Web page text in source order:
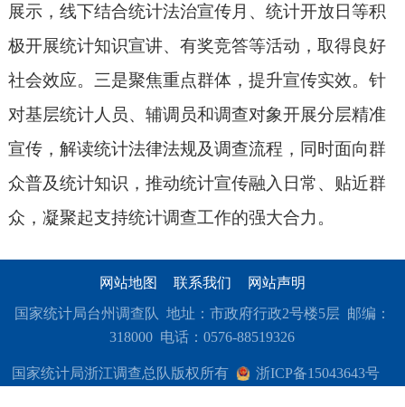
展示，线下结合统计法治宣传月、统计开放日等积
极开展统计知识宣讲、有奖竞答等活动，取得良好
社会效应。三是聚焦重点群体，提升宣传实效。针
对基层统计人员、辅调员和调查对象开展分层精准
宣传，解读统计法律法规及调查流程，同时面向群
众普及统计知识，推动统计宣传融入日常、贴近群
众，凝聚起支持统计调查工作的强大合力。
网站地图 联系我们 网站声明
国家统计局台州调查队 地址：市政府行政2号楼5层 邮编：
318000 电话：0576-88519326
国家统计局浙江调查总队版权所有 浙ICP备15043643号